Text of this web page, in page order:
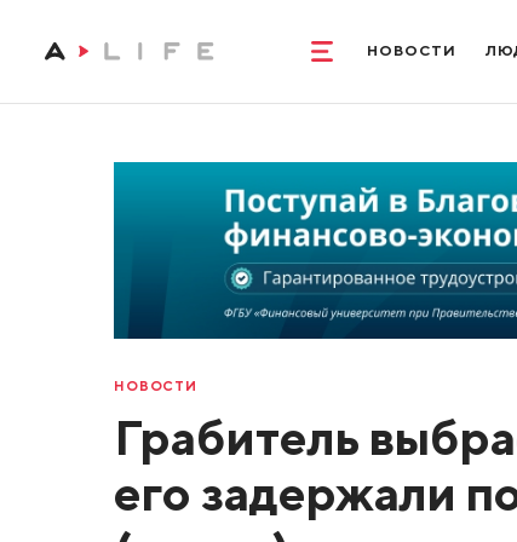
НОВОСТИ
НОВОСТИ
Грабитель
его задержали